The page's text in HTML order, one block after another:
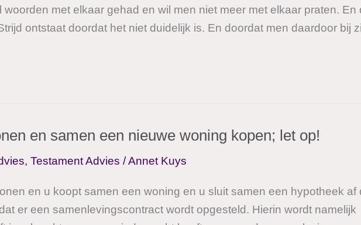
met elkaar gehad en wil men niet meer met elkaar praten. En
ontstaat doordat het niet duidelijk is. En doordat men daardoor bij
en samen een nieuwe woning kopen; let op!
, Testament Advies /Annet Kuys
en u koopt samen een woning en u sluit samen een hypotheek af
er een samenlevingscontract wordt opgesteld. Hierin wordt namelijk